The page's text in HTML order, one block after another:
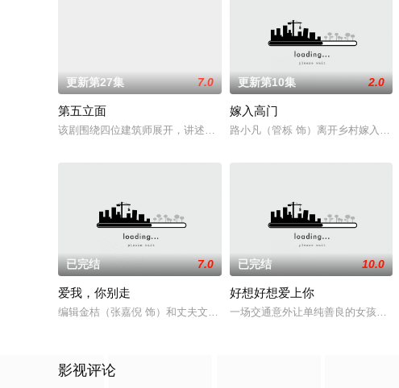
更新第27集 7.0
第五立面
该剧围绕四位建筑师展开，讲述了他们在中意合作项目中面对专业挑战
更新第10集 2.0
嫁入高门
路小凡（管栎 饰）离开乡村嫁入北
已完结 7.0
爱我，你别走
编辑金桔（张嘉倪 饰）和丈夫文昊（刘汉强 饰）刚刚携手步入婚姻的殿
已完结 10.0
好想好想爱上你
一场交通意外让单纯善良的女孩夏
影视评论